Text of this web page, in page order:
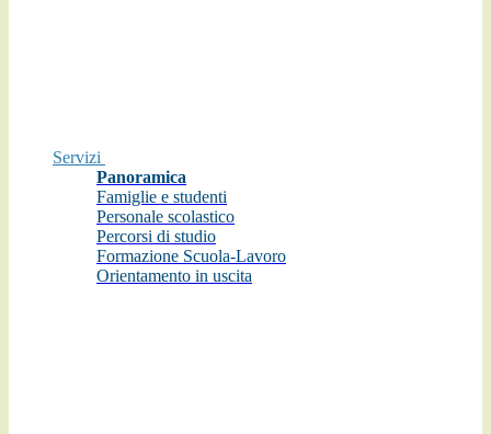
Servizi
Panoramica
Famiglie e studenti
Personale scolastico
Percorsi di studio
Formazione Scuola-Lavoro
Orientamento in uscita